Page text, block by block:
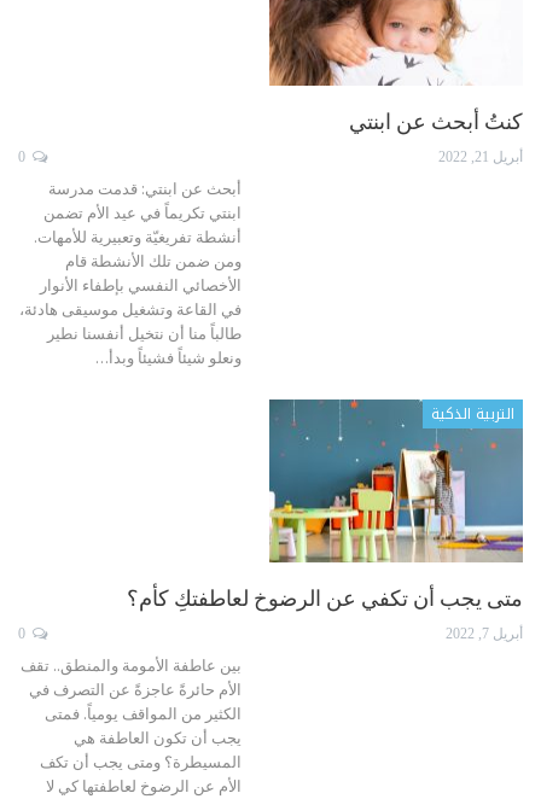
كنتُ أبحث عن ابنتي
أبريل 21, 2022
أبحث عن ابنتي: قدمت مدرسة
ابنتي تكريماً في عيد الأم تضمن
أنشطة تفريغيّة وتعبيرية للأمهات.
ومن ضمن تلك الأنشطة قام
الأخصائي النفسي بإطفاء الأنوار
في القاعة وتشغيل موسيقى هادئة،
طالباً منا أن نتخيل أنفسنا نطير
ونعلو شيئاً فشيئاً وبدأ…
التربية الذكية
متى يجب أن تكفي عن الرضوخ لعاطفتكِ كأم؟
أبريل 7, 2022
بين عاطفة الأمومة والمنطق.. تقف
الأم حائرةً عاجزةً عن التصرف في
الكثير من المواقف يومياً. فمتى
يجب أن تكون العاطفة هي
المسيطرة؟ ومتى يجب أن تكف
الأم عن الرضوخ لعاطفتها كي لا